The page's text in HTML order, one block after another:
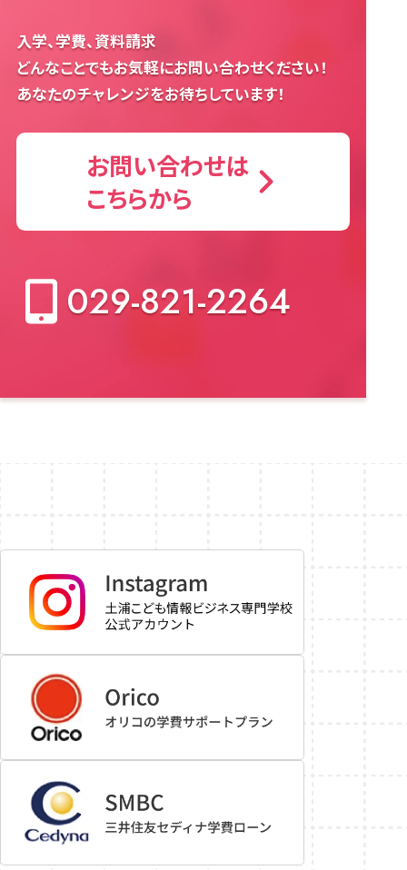
入学、学費、資料請求
どんなことでもお気軽にお問い合わせください！
あなたのチャレンジをお待ちしています！
お問い合わせは
こちらから
029-821-2264